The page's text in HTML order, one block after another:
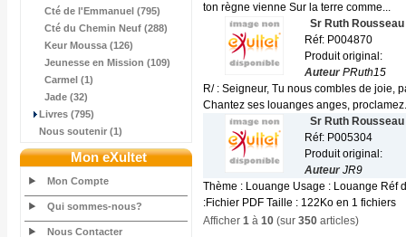
Cté de l'Emmanuel (795)
Cté du Chemin Neuf (288)
Keur Moussa (126)
Jeunesse en Mission (109)
Carmel (1)
Jade (32)
Livres (795)
Nous soutenir (1)
Mon eXultet
Mon Compte
Qui sommes-nous?
Nous Contacter
ton règne vienne Sur la terre comme...
Sr Ruth Rousseau
Réf: P004870
Produit original:
AuteurPRuth15
R/ : Seigneur, Tu nous combles de joie,
Chantez ses louanges anges,
Sr Ruth Rousseau
Réf: P005304
Produit original:
AuteurJR9
Thème : Louange Usage : Louange Réf
:Fichier PDF Taille : 122Ko en 1 fichiers
Afficher 1 à 10 (sur 350 articles)